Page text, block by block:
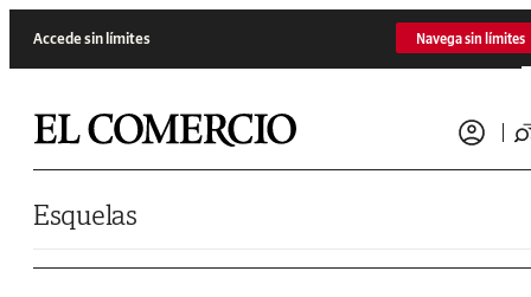
Accede sin límites Navega sin límites
Esquelas